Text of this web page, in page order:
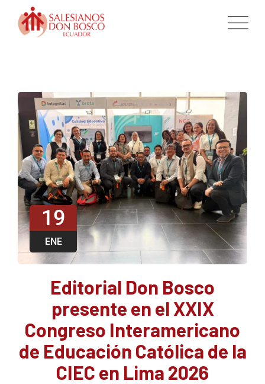
19
ENE
Editorial Don Bosco
presente en el XXIX
Congreso Interamericano
de Educación Católica de la
CIEC en Lima 2026